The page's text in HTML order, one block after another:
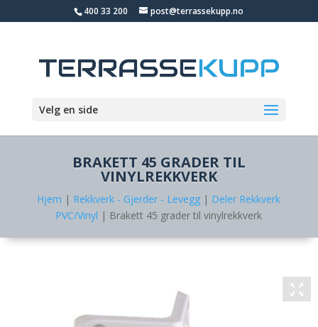
400 33 200 post@terrassekupp.no
Velg en side
BRAKETT 45 GRADER TIL
VINYLREKKVERK
Hjem | Rekkverk - Gjerder - Levegg | Deler Rekkverk
PVC/Vinyl | Brakett 45 grader til vinylrekkverk